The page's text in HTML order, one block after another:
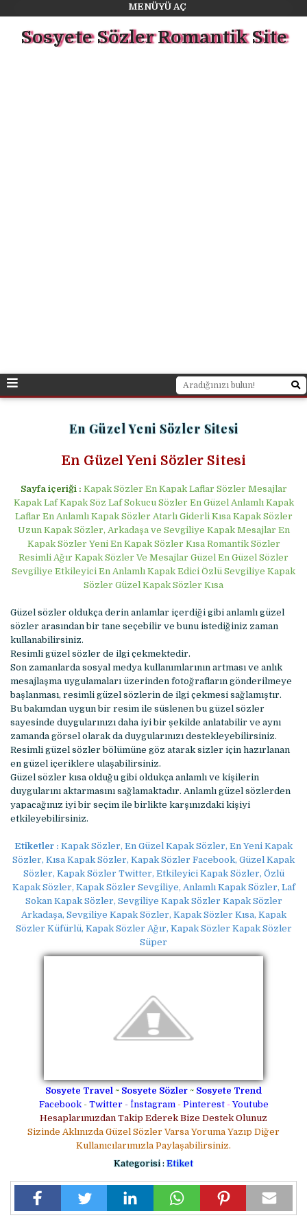
MENÜYÜ AÇ
Sosyete Sözler Romantik Site
En Güzel Yeni Sözler Sitesi
En Güzel Yeni Sözler Sitesi
Sayfa içeriği : Kapak Sözler En Kapak Laflar Sözler Mesajlar
Kapak Laf Kapak Söz Laf Sokucu Sözler En Güzel Anlamlı Kapak
Laflar En Anlamlı Kapak Sözler Atarlı Giderli Kısa Kapak Sözler
Uzun Kapak Sözler, Arkadaşa ve Sevgiliye Kapak Mesajlar En
Kapak Sözler Yeni En Kapak Sözler Kısa Romantik Sözler
Resimli Ağır Kapak Sözler Ve Mesajlar Güzel En Güzel Sözler
Sevgiliye Etkileyici En Anlamlı Kapak Edici Özlü Sevgiliye Kapak
Sözler Güzel Kapak Sözler Kısa
Güzel sözler oldukça derin anlamlar içerdiği gibi anlamlı güzel
sözler arasından bir tane seçebilir ve bunu istediğiniz zaman
kullanabilirsiniz.
Resimli güzel sözler de ilgi çekmektedir.
Son zamanlarda sosyal medya kullanımlarının artması ve anlık
mesajlaşma uygulamaları üzerinden fotoğrafların gönderilmeye
başlanması, resimli güzel sözlerin de ilgi çekmesi sağlamıştır.
Bu bakımdan uygun bir resim ile süslenen bu güzel sözler
sayesinde duygularınızı daha iyi bir şekilde anlatabilir ve aynı
zamanda görsel olarak da duygularınızı destekleyebilirsiniz.
Resimli güzel sözler bölümüne göz atarak sizler için hazırlanan
en güzel içeriklere ulaşabilirsiniz.
Güzel sözler kısa olduğu gibi oldukça anlamlı ve kişilerin
duygularını aktarmasını sağlamaktadır. Anlamlı güzel sözlerden
yapacağınız iyi bir seçim ile birlikte karşınızdaki kişiyi
etkileyebilirsiniz.
Etiketler : Kapak Sözler, En Güzel Kapak Sözler, En Yeni Kapak
Sözler, Kısa Kapak Sözler, Kapak Sözler Facebook, Güzel Kapak
Sözler, Kapak Sözler Twitter, Etkileyici Kapak Sözler, Özlü
Kapak Sözler, Kapak Sözler Sevgiliye, Anlamlı Kapak Sözler, Laf
Sokan Kapak Sözler, Sevgiliye Kapak Sözler Kapak Sözler
Arkadaşa, Sevgiliye Kapak Sözler, Kapak Sözler Kısa, Kapak
Sözler Küfürlü, Kapak Sözler Ağır, Kapak Sözler Kapak Sözler
Süper
Sosyete Travel ~ Sosyete Sözler ~ Sosyete Trend
Facebook- Twitter - İnstagram- Pinterest- Youtube
Hesaplarımızdan Takip Ederek Bize Destek Olunuz
Sizinde Aklınızda Güzel Sözler Varsa Yoruma Yazıp Diğer
Kullanıcılarımızla Paylaşabilirsiniz.
Kategorisi : Etiket